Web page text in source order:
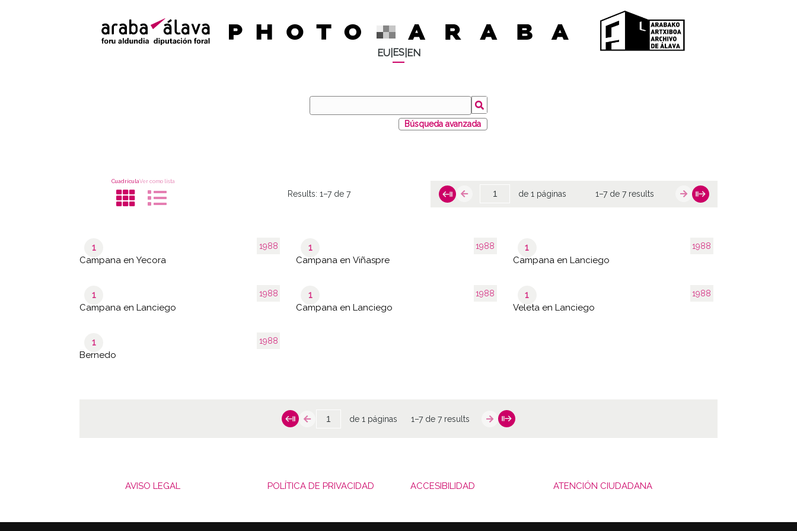
EU| ES| EN
Búsqueda avanzada
CuadrículaVer como lista
Results: 1–7 de 7 de 1 páginas 1–7 de 7 results
1988
1
Campana en Yecora
1988
1
Campana en Viñaspre
1988
1
Campana en Lanciego
1988
1
Campana en Lanciego
1988
1
Campana en Lanciego
1988
1
Veleta en Lanciego
1988
1
Bernedo
de 1 páginas 1–7 de 7 results
AVISO LEGAL POLÍTICA DE PRIVACIDAD ACCESIBILIDAD ATENCIÓN CIUDADANA